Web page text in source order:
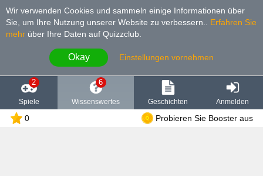
Wir verwenden Cookies und sammeln einige Informationen über
Sie, um Ihre Nutzung unserer Website zu verbessern.
Erfahren Sie
mehr über Ihre Daten auf Quizzclub.
Okay Einstellungen vornehmen
2
Spiele
6
Wissenswertes Geschichten Anmelden
0 Probieren Sie Booster aus